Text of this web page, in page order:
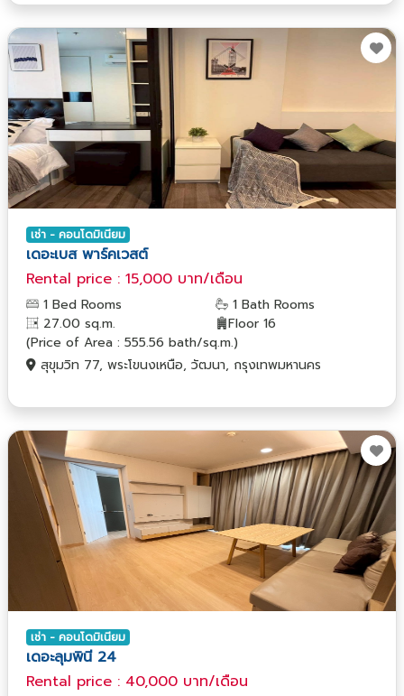
เช่า - คอนโดมิเนียม
เดอะเบส พาร์คเวสต์
Rental price : 15,000 บาท/เดือน
1 Bed Rooms
1 Bath Rooms
27.00 sq.m.
Floor 16
(Price of Area : 555.56 bath/sq.m.)
สุขุมวิท 77, พระโขนงเหนือ, วัฒนา, กรุงเทพมหานคร
เช่า - คอนโดมิเนียม
เดอะลุมพินี 24
Rental price : 40,000 บาท/เดือน